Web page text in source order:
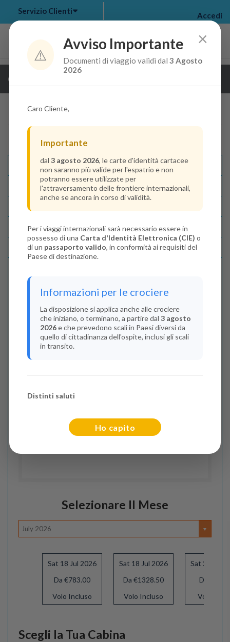
my bookings >
Servizio Clienti Accedi
Guarda i dettagli della crociera
Descrizione E Itinerario
Disponibilità
Recensioni
Lascia La Tua Recensione
Indica il numero dei passeggeri
Junior(Da 13 a 17 anni)
0
(Da 0 a 2 anni)
Selezionare Il Mese
July 2026
Sat 18 Jul 2026
Da €783.00
Volo Incluso
Sat 18 Jul 2026
Da €1328.50
Volo Incluso
Sat 29 Aug
Da
Volo
Scegli la Tua Cabina
×
⚠️
Avviso Importante
Documenti di viaggio validi dal3 Agosto
2026
Caro Cliente,
Importante
dal 3 agosto 2026, le carte d'identità cartacee
non saranno più valide per l'espatrio e non
potranno essere utilizzate per
l'attraversamento delle frontiere internazionali,
anche se ancora in corso di validità.
Per i viaggi internazionali sarà necessario essere in
possesso di una Carta d'Identità Elettronica (CIE) o
di un passaporto valido, in conformità ai requisiti del
Paese di destinazione.
Informazioni per le crociere
La disposizione si applica anche alle crociere
che iniziano, o terminano, a partire dal 3 agosto
2026e che prevedono scali in Paesi diversi da
quello di cittadinanza dell'ospite, inclusi gli scali
in transito.
Distinti saluti
Ho capito